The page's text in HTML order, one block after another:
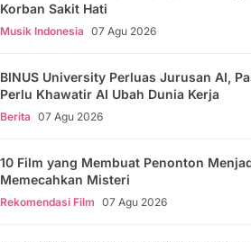
Korban Sakit Hati
Musik Indonesia 07 Agu 2026
BINUS University Perluas Jurusan AI,
Perlu Khawatir AI Ubah Dunia Kerja
Berita 07 Agu 2026
10 Film yang Membuat Penonton
Memecahkan Misteri
Rekomendasi Film 07 Agu 2026